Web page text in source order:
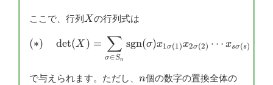
ここで、行列 X
X の行列式は
(*)\quad\det(X)=
(∗) det(X ) =
σ∈Sn
∑ sgn(σ)x1σ(1)x2σ(2) ⋯ xsσ(s)
で与えられます。ただし、 n
n個の数字の置換全体の